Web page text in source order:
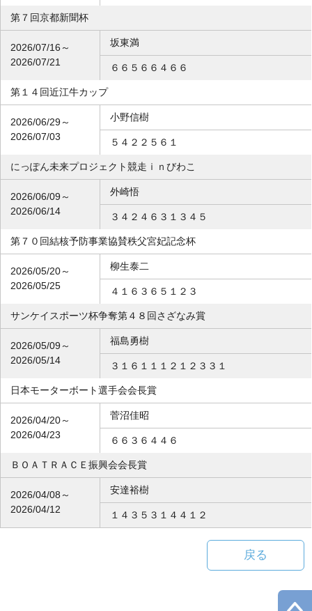
第７回京都新聞杯
2026/07/16～
2026/07/21
坂東満
６６５６６４６６
第１４回近江牛カップ
2026/06/29～
2026/07/03
小野信樹
５４２２５６１
にっぽん未来プロジェクト競走ｉｎびわこ
2026/06/09～
2026/06/14
外崎悟
３４２４６３１３４５
第７０回結核予防事業協賛秩父宮妃記念杯
2026/05/20～
2026/05/25
柳生泰二
４１６３６５１２３
サンケイスポーツ杯争奪第４８回さざなみ賞
2026/05/09～
2026/05/14
福島勇樹
３１６１１１２１２３３１
日本モーターボート選手会会長賞
2026/04/20～
2026/04/23
菅沼佳昭
６６３６４４６
ＢＯＡＴＲＡＣＥ振興会会長賞
2026/04/08～
2026/04/12
安達裕樹
１４３５３１４４１２
戻る